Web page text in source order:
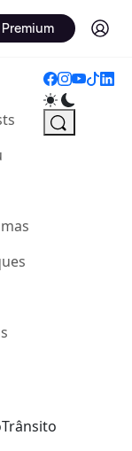
Premium Log in
Trânsito